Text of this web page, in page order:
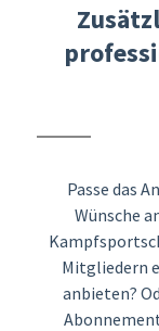
Passe das
Wünsche
Mitgliedern
anbieten?